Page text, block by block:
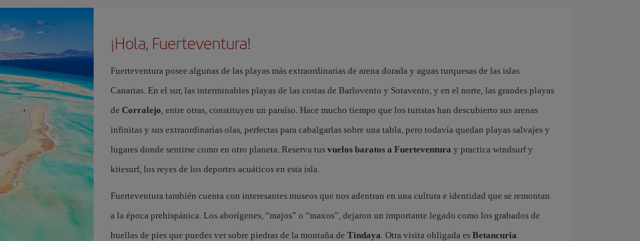
¡Hola, Fuerteventura!
Fuerteventura posee algunas de las playas más extraordinarias de arena dorada y aguas turquesas de las islas
Canarias. En el sur, las interminables playas de las costas de Barlovento y Sotavento, y en el norte, las grandes playas
de Corralejo, entre otras, constituyen un paraíso. Hace mucho tiempo que los turistas han descubierto sus arenas
infinitas y sus extraordinarias olas, perfectas para cabalgarlas sobre una tabla, pero todavía quedan playas salvajes y
lugares donde sentirse como en otro planeta. Reserva tus vuelos baratos a Fuerteventura y practica windsurf y
kitesurf, los reyes de los deportes acuáticos en esta isla.
Fuerteventura también cuenta con interesantes museos que nos adentran en una cultura e identidad que se remontan
a la época prehispánica. Los aborígenes, “majos” o “maxos”, dejaron un importante legado como los grabados de
huellas de pies que puedes ver sobre piedras de la montaña de Tindaya. Otra visita obligada es Betancuria